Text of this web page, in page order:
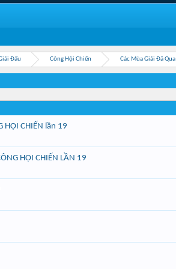
Đấu Công Hội Chiến Các Mùa Giải Đã Qua
HỘI CHIẾN lần 19
HỘI CHIẾN LẦN 19